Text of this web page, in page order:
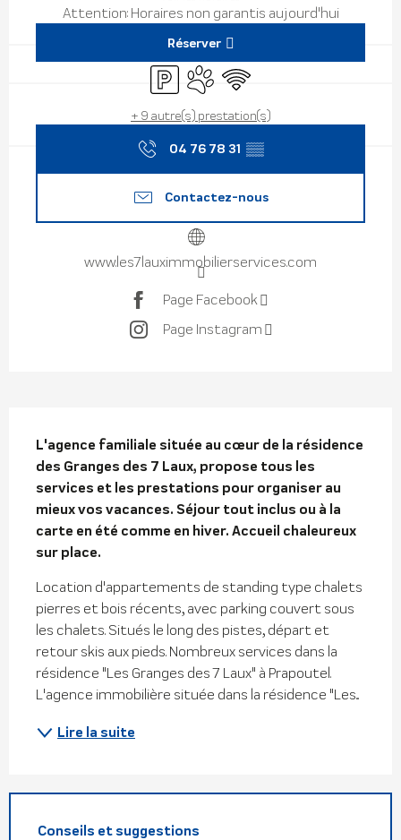
Attention: Horaires non garantis aujourd'hui
Réserver
ParkingAnimaux acceptés
WiFi
+ 9 autre(s) prestation(s)
04 76 78 31 ▒▒
Contactez-nous
www.les7lauximmobilierservices.com
Page Facebook
Page Instagram
Description
L'agence familiale située au cœur de la résidence
des Granges des 7 Laux, propose tous les
services et les prestations pour organiser au
mieux vos vacances. Séjour tout inclus ou à la
carte en été comme en hiver. Accueil chaleureux
sur place.
Location d'appartements de standing type chalets
pierres et bois récents, avec parking couvert sous
les chalets. Situés le long des pistes, départ et
retour skis aux pieds. Nombreux services dans la
résidence "Les Granges des 7 Laux" à Prapoutel.
L'agence immobilière située dans la résidence "Les...
Lire la suite
Conseils et suggestions